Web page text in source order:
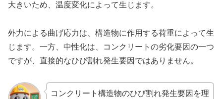
大きいため、温度変化によって生じます。
外力による曲げ応力は、構造物に作用する荷重によって生
じます。一方、中性化は、コンクリートの劣化要因の一つ
ですが、直接的なひび割れ発生要因ではありません。
コンクリート構造物のひび割れ発生要因を理